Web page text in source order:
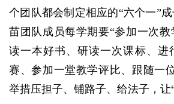
个团队都会制定相应的“六个一”
苗团队成员每学期要“参加一次
读一本好书、研读一次课标、进
赛、参加一堂教学评比、跟随一
举措压担子、铺路子、给法子，让